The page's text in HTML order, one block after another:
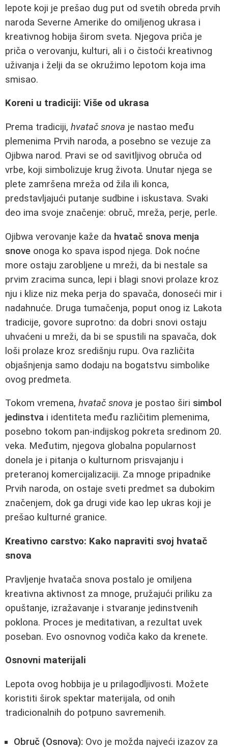
lepote koji je prešao dug put od svetih obreda prvih
naroda Severne Amerike do omiljenog ukrasa i
kreativnog hobija širom sveta. Njegova priča je
priča o verovanju, kulturi, ali i o čistoći kreativnog
uživanja i želji da se okružimo lepotom koja ima
smisao.
Koreni u tradiciji: Više od ukrasa
Prema tradiciji, hvatač snova je nastao među
plemenima Prvih naroda, a posebno se vezuje za
Ojibwa narod. Pravi se od savitljivog obruča od
vrbe, koji simbolizuje krug života. Unutar njega se
plete zamršena mreža od žila ili konca,
predstavljajući putanje sudbine i iskustava. Svaki
deo ima svoje značenje: obruč, mreža, perje, perle.
Ojibwa verovanje kaže da hvatač snova menja
snove onoga ko spava ispod njega. Dok noćne
more ostaju zarobljene u mreži, da bi nestale sa
prvim zracima sunca, lepi i blagi snovi prolaze kroz
nju i klize niz meka perja do spavača, donoseći mir i
nadahnuće. Druga tumačenja, poput onog iz Lakota
tradicije, govore suprotno: da dobri snovi ostaju
uhvaćeni u mreži, da bi se spustili na spavača, dok
loši prolaze kroz središnju rupu. Ova različita
objašnjenja samo dodaju na bogatstvu simbolike
ovog predmeta.
Tokom vremena, hvatač snova je postao širi simbol
jedinstva i identiteta među različitim plemenima,
posebno tokom pan-indijskog pokreta sredinom 20.
veka. Međutim, njegova globalna popularnost
donela je i pitanja o kulturnom prisvajanju i
preteranoj komercijalizaciji. Za mnoge pripadnike
Prvih naroda, on ostaje sveti predmet sa dubokim
značenjem, dok ga drugi vide kao lep ukras koji je
prešao kulturné granice.
Kreativno carstvo: Kako napraviti svoj hvatač
snova
Pravljenje hvatača snova postalo je omiljena
kreativna aktivnost za mnoge, pružajući priliku za
opuštanje, izražavanje i stvaranje jedinstvenih
poklona. Proces je meditativan, a rezultat uvek
poseban. Evo osnovnog vodiča kako da krenete.
Osnovni materijali
Lepota ovog hobbija je u prilagodljivosti. Možete
koristiti širok spektar materijala, od onih
tradicionalnih do potpuno savremenih.
Obruč (Osnova): Ovo je možda najveći izazov za